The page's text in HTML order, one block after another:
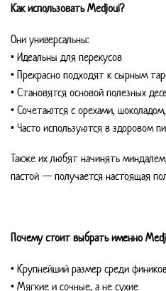
Как использовать Medjoul?
Они универсальны:
• Идеальны для перекусов
• Прекрасно подходят к сырным
• Становятся основой полезных
• Сочетаются с орехами,
• Часто используются в здоровом
Также их любят начинять
пастой — получается настоящая
Почему стоит выбрать именно
• Крупнейший размер среди
• Мягкие и сочные, а не сухие